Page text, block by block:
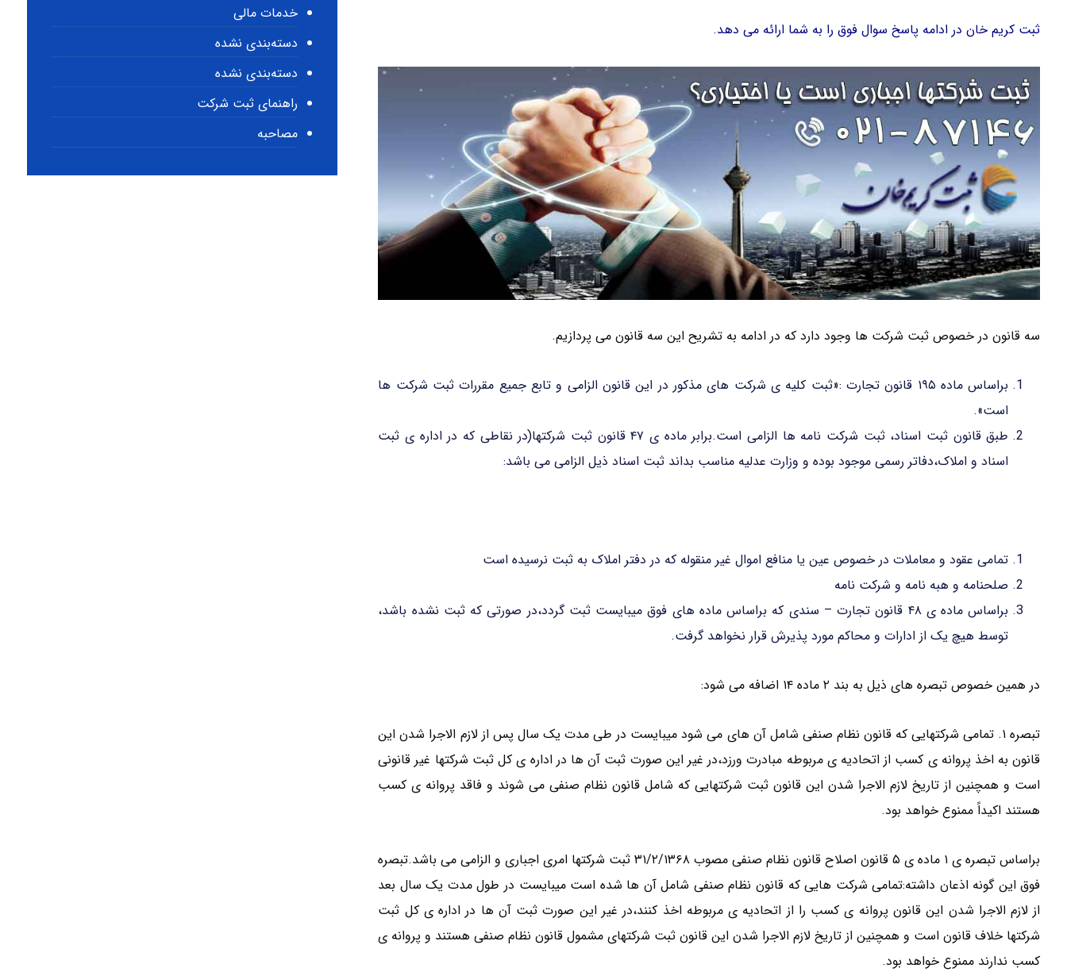
ثبت کریم خان در ادامه پاسخ سوال فوق را به شما ارائه می دهد.
سه قانون در خصوص ثبت شرکت ها وجود دارد که در ادامه به تشریح این سه قانون می پردازیم.
براساس ماده ۱۹۵ قانون تجارت :«ثبت کلیه ی شرکت های مذکور در این قانون الزامی و تابع جمیع مقررات ثبت شرکت ها
است».
طبق قانون ثبت اسناد، ثبت شرکت نامه ها الزامی است.برابر ماده ی ۴۷ قانون ثبت شرکتها(در نقاطی که در اداره ی ثبت
اسناد و املاک،دفاتر رسمی موجود بوده و وزارت عدلیه مناسب بداند ثبت اسناد ذیل الزامی می باشد:
تمامی عقود و معاملات در خصوص عین یا منافع اموال غیر منقوله که در دفتر املاک به ثبت نرسیده است
صلحنامه و هبه نامه و شرکت نامه
براساس ماده ی ۴۸ قانون تجارت – سندی که براساس ماده های فوق میبایست ثبت گردد،در صورتی که ثبت نشده باشد،
توسط هیچ یک از ادارات و محاکم مورد پذیرش قرار نخواهد گرفت.
در همین خصوص تبصره های ذیل به بند ۲ ماده ۱۴ اضافه می شود:
تبصره ۱. تمامی شرکتهایی که قانون نظام صنفی شامل آن های می شود میبایست در طی مدت یک سال پس از لازم الاجرا شدن این
قانون به اخذ پروانه ی کسب از اتحادیه ی مربوطه مبادرت ورزد،در غیر این صورت ثبت آن ها در اداره ی کل ثبت شرکتها غیر قانونی
است و همچنین از تاریخ لازم الاجرا شدن این قانون ثبت شرکتهایی که شامل قانون نظام صنفی می شوند و فاقد پروانه ی کسب
هستند اکیداً ممنوع خواهد بود.
براساس تبصره ی ۱ ماده ی ۵ قانون اصلاح قانون نظام صنفی مصوب ۳۱/۲/۱۳۶۸ ثبت شرکتها امری اجباری و الزامی می باشد.تبصره
فوق این گونه اذعان داشته:تمامی شرکت هایی که قانون نظام صنفی شامل آن ها شده است میبایست در طول مدت یک سال بعد
از لازم الاجرا شدن این قانون پروانه ی کسب را از اتحادیه ی مربوطه اخذ کنند،در غیر این صورت ثبت آن ها در اداره ی کل ثبت
شرکتها خلاف قانون است و همچنین از تاریخ لازم الاجرا شدن این قانون ثبت شرکتهای مشمول قانون نظام صنفی هستند و پروانه ی
کسب ندارند ممنوع خواهد بود.
خدمات مالی
دسته‌بندی نشده
دسته‌بندی نشده
راهنمای ثبت شرکت
مصاحبه